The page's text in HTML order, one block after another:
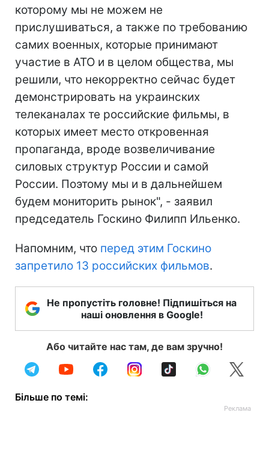
которому мы не можем не
прислушиваться, а также по требованию
самих военных, которые принимают
участие в АТО и в целом общества, мы
решили, что некорректно сейчас будет
демонстрировать на украинских
телеканалах те российские фильмы, в
которых имеет место откровенная
пропаганда, вроде возвеличивание
силовых структур России и самой
России. Поэтому мы и в дальнейшем
будем мониторить рынок", - заявил
председатель Госкино Филипп Ильенко.
Напомним, что перед этим Госкино
запретило 13 российских фильмов.
Не пропустіть головне! Підпишіться на
наші оновлення в Google!
Або читайте нас там, де вам зручно!
Більше по темі: